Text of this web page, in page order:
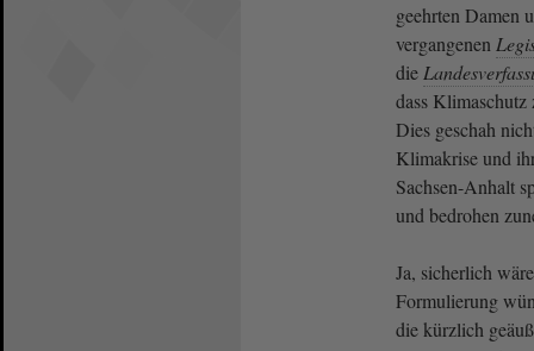
geehrten Damen
vergangenen
die
dass Klimaschutz
Dies geschah
Klimakrise und
Sachsen-Anhalt
und bedrohen
Ja, sicherlich
Formulierung
die kürzlich